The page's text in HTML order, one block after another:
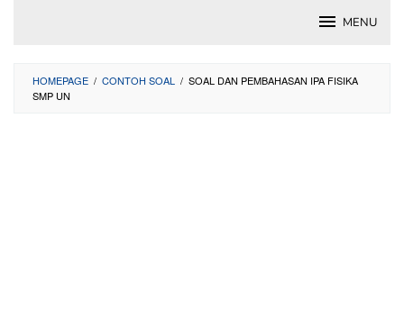
MENU
HOMEPAGE / CONTOH SOAL / SOAL DAN PEMBAHASAN IPA FISIKA
SMP UN